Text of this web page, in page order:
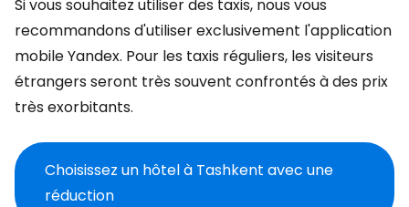
Si vous souhaitez utiliser des taxis, nous vous
recommandons d'utiliser exclusivement l'application
mobile Yandex. Pour les taxis réguliers, les visiteurs
étrangers seront très souvent confrontés à des prix
très exorbitants.
Choisissez un hôtel à Tashkent avec une
réduction